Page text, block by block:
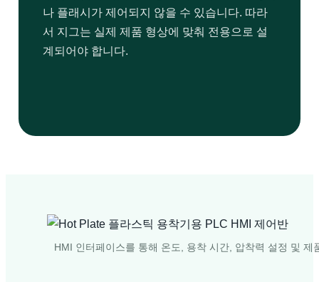
나 플래시가 제어되지 않을 수 있습니다. 따라
서 지그는 실제 제품 형상에 맞춰 전용으로 설
계되어야 합니다.
HMI 인터페이스를 통해 온도, 용착 시간, 압착력 설정 및 제